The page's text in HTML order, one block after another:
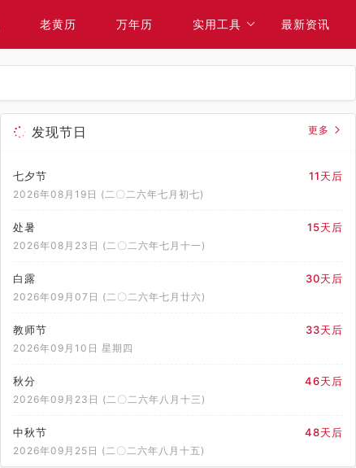
老黄历 万年历 实用工具 最新资讯
发现节日 更多
七夕节 11天后
2026年08月19日 (二〇二六年七月初七)
处暑 15天后
2026年08月23日 (二〇二六年七月十一)
白露 30天后
2026年09月07日 (二〇二六年七月廿六)
教师节 33天后
2026年09月10日 星期四
秋分 46天后
2026年09月23日 (二〇二六年八月十三)
中秋节 48天后
2026年09月25日 (二〇二六年八月十五)